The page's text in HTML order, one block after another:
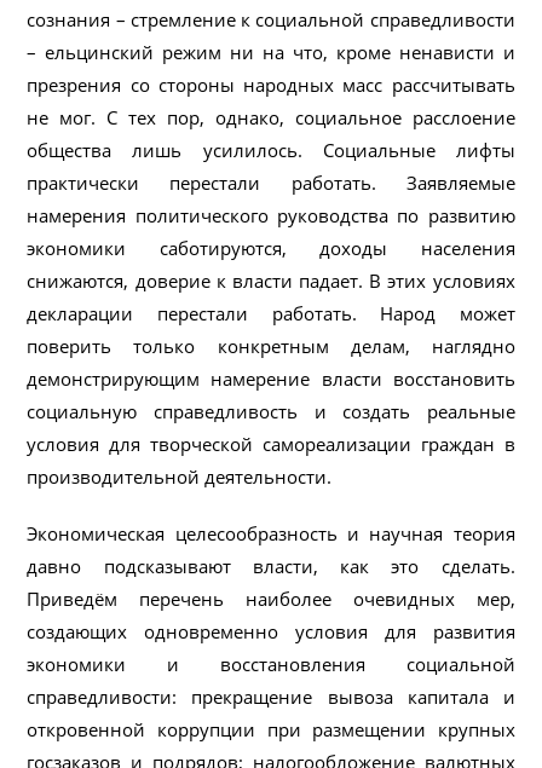
сознания – стремление к социальной справедливости
– ельцинский режим ни на что, кроме ненависти и
презрения со стороны народных масс рассчитывать
не мог. С тех пор, однако, социальное расслоение
общества лишь усилилось. Социальные лифты
практически перестали работать. Заявляемые
намерения политического руководства по развитию
экономики саботируются, доходы населения
снижаются, доверие к власти падает. В этих условиях
декларации перестали работать. Народ может
поверить только конкретным делам, наглядно
демонстрирующим намерение власти восстановить
социальную справедливость и создать реальные
условия для творческой самореализации граждан в
производительной деятельности.
Экономическая целесообразность и научная теория
давно подсказывают власти, как это сделать.
Приведём перечень наиболее очевидных мер,
создающих одновременно условия для развития
экономики и восстановления социальной
справедливости: прекращение вывоза капитала и
откровенной коррупции при размещении крупных
госзаказов и подрядов; налогообложение валютных